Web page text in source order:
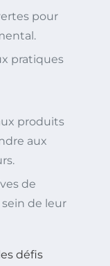
pour
pratiques
produits
aux
de
de leur
défis